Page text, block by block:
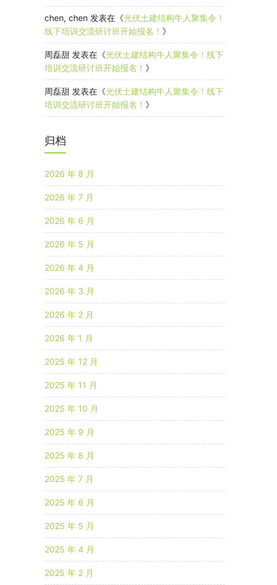
chen, chen 发表在《光伏土建结构牛人聚集令！
线下培训交流研讨班开始报名！ 》
周磊甜 发表在《光伏土建结构牛人聚集令！线下
培训交流研讨班开始报名！ 》
周磊甜 发表在《光伏土建结构牛人聚集令！线下
培训交流研讨班开始报名！ 》
归档
2026 年 8 月
2026 年 7 月
2026 年 6 月
2026 年 5 月
2026 年 4 月
2026 年 3 月
2026 年 2 月
2026 年 1 月
2025 年 12 月
2025 年 11 月
2025 年 10 月
2025 年 9 月
2025 年 8 月
2025 年 7 月
2025 年 6 月
2025 年 5 月
2025 年 4 月
2025 年 2 月